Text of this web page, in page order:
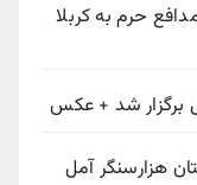
حرم به کربلا